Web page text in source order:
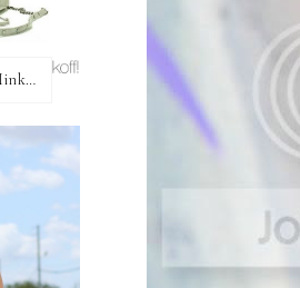
GIVEAWAY: Rebecca Minkoff Bag!